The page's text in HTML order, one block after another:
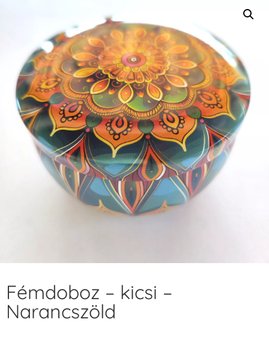
Fémdoboz – kicsi –
Narancszöld